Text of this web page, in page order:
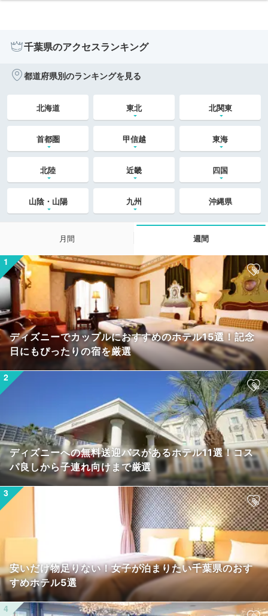
千葉県のアクセスランキング
都道府県別のランキングを見る
北海道 東北 北関東
首都圏 甲信越 東海
北陸 近畿 四国
山陰・山陽 九州 沖縄県
月間 週間
ディズニーでカップルにおすすめのホテル15選！記念
日にもぴったりの宿を厳選
ディズニーへの無料送迎バスがあるホテル11選！コス
パ良しから子連れ向けまで厳選
安いだけ物足りない！女子が泊まりたい千葉県のおす
すめホテル5選